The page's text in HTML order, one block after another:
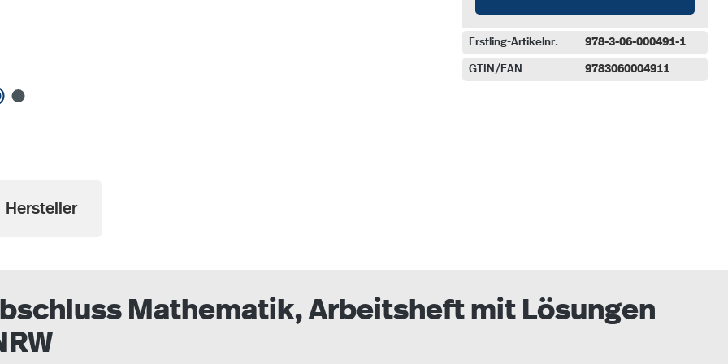
Erstling-Artikelnr. 978-3-06-000491-1
GTIN/EAN 9783060004911
Hersteller
Mathematik, Arbeitsheft mit Lösungen